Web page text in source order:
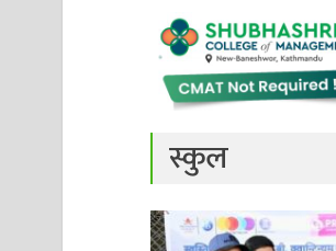
स्कुल